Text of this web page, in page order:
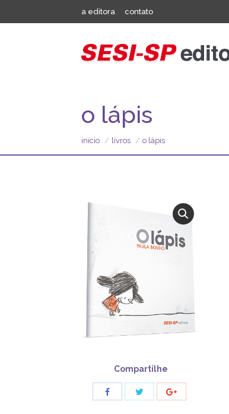
a editora contato
o lápis
início livros o lápis
Compartilhe
Share Share